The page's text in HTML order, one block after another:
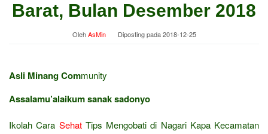
Barat, Bulan Desember 2018
OlehAsMin Diposting pada2018-12-25
Asli Minang Community
Assalamu’alaikum sanak sadonyo
Ikolah Cara SehatTips Mengobati di Nagari Kapa Kecamatan